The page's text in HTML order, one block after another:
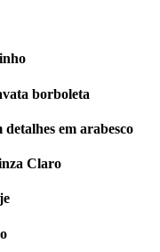
borboleta
em arabesco
Claro